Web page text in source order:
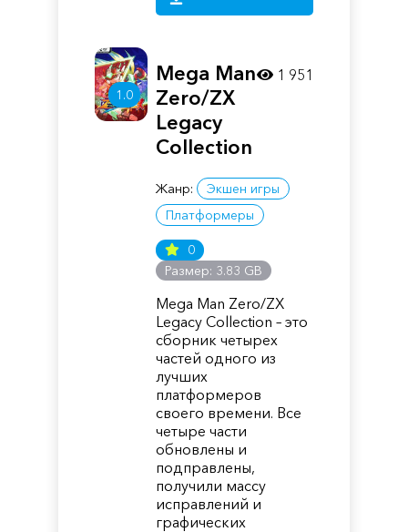
1.0
Mega Man
Zero/ZX
Legacy
Collection
Жанр:
Экшен игры
Платформеры
0
Размер: 3.83 GB
Mega Man Zero/ZX
Legacy Collection – это
сборник четырех
частей одного из
лучших
платформеров
своего времени. Все
четыре части
обновлены и
подправлены,
получили массу
исправлений и
графических
1 951